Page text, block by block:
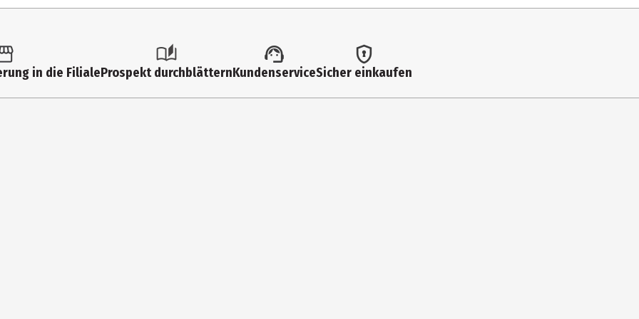
Dipropylene Glycol, 1,2-Hexanediol, Lagerstroemia Indica Flower Extract, Aqua/Water/Eau, PEG-60 Hydrogenated Castor Oil,
Disodium EDTA, Rosa Centifolia Flower Extract, Phenoxyethanol, Opuntia Ficus-Indica Seed Oil, Tocopherol, Parfum/Fragrance,
in die FilialeProspekt durchblätternKundenserviceSicher einkaufen